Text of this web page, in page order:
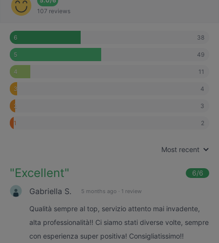
107 reviews
6 38
5 49
4 11
3 4
2 3
1 2
Most recent
"Excellent" 6/6
Gabriella S. 5 months ago · 1 review
Qualità sempre al top, servizio attento mai invadente,
alta professionalità!! Ci siamo stati diverse volte, sempre
con esperienza super positiva! Consigliatissimo!!